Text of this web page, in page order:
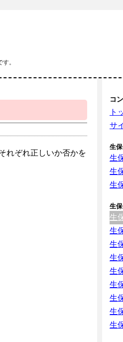
。
れぞれ正しいか否かを
コ
ト
サ
生
生
生
生
生
生
生
生
生
生
生
生
生
生